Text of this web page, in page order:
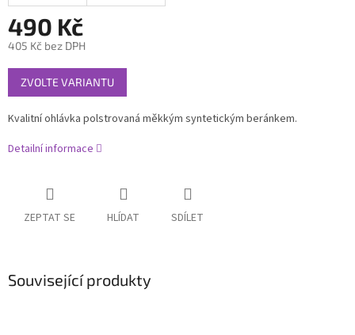
490 Kč
405 Kč bez DPH
Měrná
cena:
ZVOLTE VARIANTU
Kvalitní ohlávka polstrovaná měkkým syntetickým beránkem.
Detailní informace
ZEPTAT SE HLÍDAT SDÍLET
Související produkty